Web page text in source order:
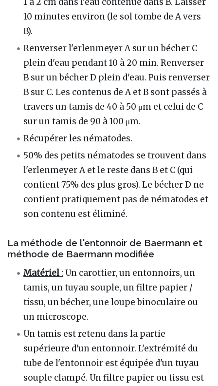
10 minutes environ (le sol tombe de A vers
B).
Renverser l'erlenmeyer A sur un bécher C
plein d'eau pendant 10 à 20 min. Renverser
B sur un bécher D plein d'eau. Puis renverser
B sur C. Les contenus de A et B sont passés à
travers un tamis de 40 à 50 μm et celui de C
sur un tamis de 90 à 100 μm.
Récupérer les nématodes.
50% des petits nématodes se trouvent dans
l'erlenmeyer A et le reste dans B et C (qui
contient 75% des plus gros). Le bécher D ne
contient pratiquement pas de nématodes et
son contenu est éliminé.
La méthode de l'entonnoir de Baermann et
méthode de Baermann modifiée
Matériel: Un carottier, un entonnoirs, un
tamis, un tuyau souple, un filtre papier /
tissu, un bécher, une loupe binoculaire ou
un microscope.
Un tamis est retenu dans la partie
supérieure d'un entonnoir. L'extrémité du
tube de l'entonnoir est équipée d'un tuyau
souple clampé. Un filtre papier ou tissu est